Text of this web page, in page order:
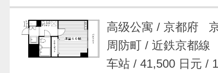
高级公寓/ 京都府
周防町/近鉄京都
车站/41,500 日元/